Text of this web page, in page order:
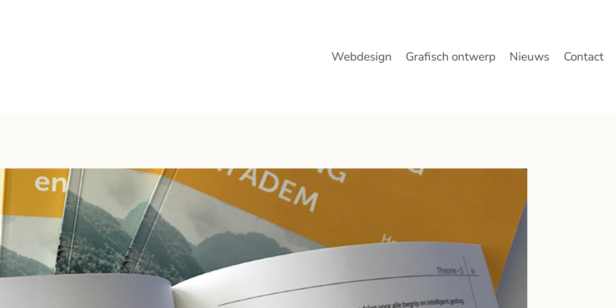
Webdesign Grafisch ontwerp Nieuws Contact